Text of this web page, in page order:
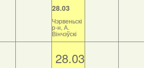
28.03
Чэрвеньскі
р-н, А.
Вінчэўскі
28.03